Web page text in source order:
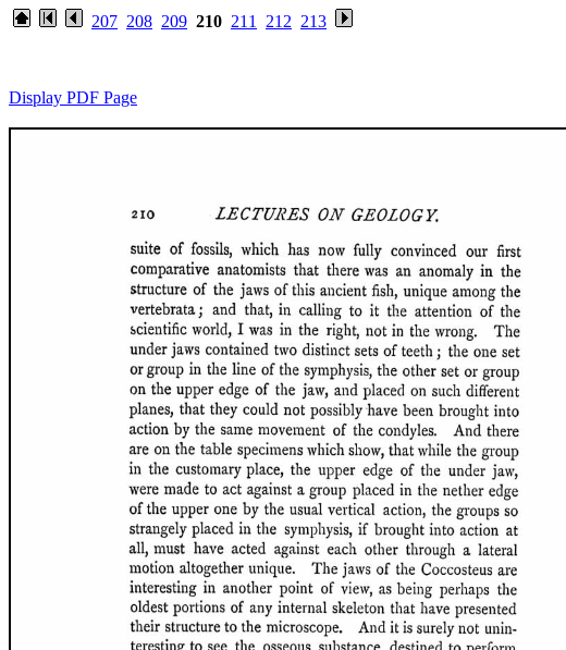
207 208 209 210 211 212 213
Display PDF Page